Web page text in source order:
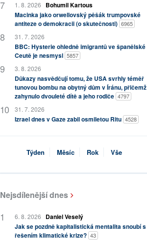
1. 8. 2026
Bohumil Kartous
Macinka jako orwellovský pěšák trumpovské
antiteze o demokracii (o skutečnosti) 6965
31. 7. 2026
BBC: Hysterie ohledně imigrantů ve španělské
Ceutě je nesmysl 5857
3. 8. 2026
Důkazy nasvědčují tomu, že USA svrhly téměř
tunovou bombu na obytný dům v Íránu, přičemž
zahynulo dvouleté dítě a jeho rodiče 4797
31. 7. 2026
Izrael dnes v Gaze zabil osmiletou Ritu 4528
Týden Měsíc Rok Vše
Nejsdílenější dnes
6. 8. 2026
Daniel Veselý
Jak se pozdně kapitalistická mentalita snoubí s
řešením klimatické krize? 43